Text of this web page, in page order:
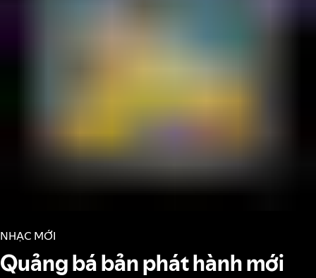
NHẠC MỚI
Quảng bá bản phát hành mới